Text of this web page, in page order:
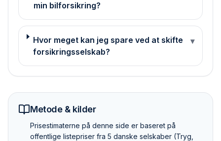
min bilforsikring?
Hvor meget kan jeg spare ved at skifte
forsikringsselskab?
▾
Metode & kilder
Pris­estimaterne på denne side er baseret på
offentlige listepriser fra 5 danske selskaber (Tryg,